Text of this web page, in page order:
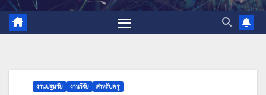
งานปฐมวัย งานวิจัย สำหรับครู